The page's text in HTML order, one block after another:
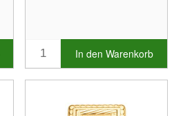
In den Warenkorb